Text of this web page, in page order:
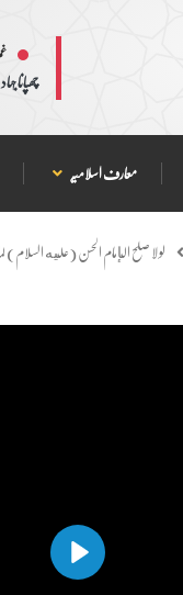
چھپانا
معارف اسلامیہ
لو لا صلح الإمام الحسن (عليه
Play